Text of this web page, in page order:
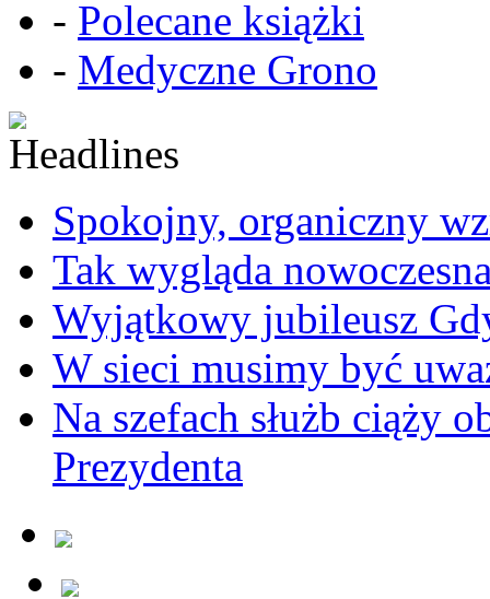
- Polecane książki
- Medyczne Grono
Spokojny, organiczny
Tak wygląda
Wyjątkowy jubileusz
W sieci musimy być
Na szefach służb ciąży
Prezydenta